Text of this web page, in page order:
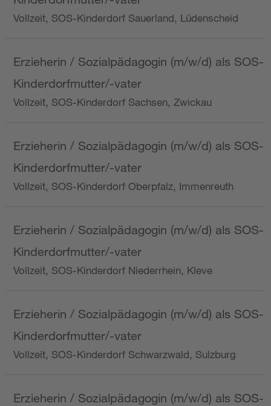
Vollzeit, SOS-Kinderdorf Sauerland, Lüdenscheid
Erzieherin / Sozialpädagogin (m/w/d) als SOS-
Kinderdorfmutter/-vater
Vollzeit, SOS-Kinderdorf Sachsen, Zwickau
Erzieherin / Sozialpädagogin (m/w/d) als SOS-
Kinderdorfmutter/-vater
Vollzeit, SOS-Kinderdorf Oberpfalz, Immenreuth
Erzieherin / Sozialpädagogin (m/w/d) als SOS-
Kinderdorfmutter/-vater
Vollzeit, SOS-Kinderdorf Niederrhein, Kleve
Erzieherin / Sozialpädagogin (m/w/d) als SOS-
Kinderdorfmutter/-vater
Vollzeit, SOS-Kinderdorf Schwarzwald, Sulzburg
Erzieherin / Sozialpädagogin (m/w/d) als SOS-